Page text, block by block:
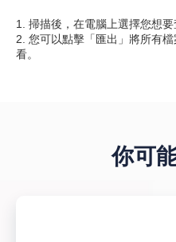
1. 掃描後，在電腦上選擇您想要
2. 您可以點擊「匯出」將所有
看。
你可